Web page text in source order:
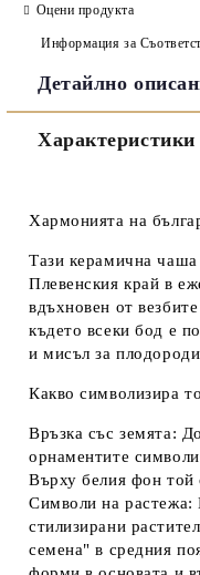
Ние ще се свържем с
Оцени продукта
Информация за
Детайлно
Характеристики
Хармонията на
Тази керамична
Плевенския край в
вдъхновен от
където всеки бод е
и мисъл за
Какво символизира
Връзка със земята:
орнаментите
Върху белия фон той
Символи на растежа:
стилизирани
семена" в средния